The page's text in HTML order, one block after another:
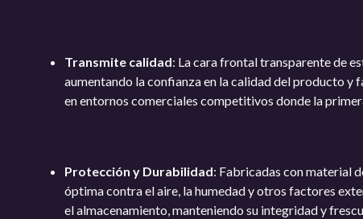
Transmite calidad: La cara frontal transparente de
aumentando la confianza en la calidad del producto
en entornos comerciales competitivos donde la
Protección y Durabilidad: Fabricadas con material
óptima contra el aire, la humedad y otros factores
el almacenamiento, manteniendo su integridad y